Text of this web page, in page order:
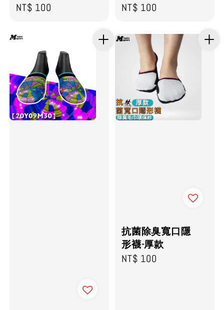
Regular
NT$ 100
Regular
NT$ 100
抗菌除臭寬口隱
形襪-厚款
Regular
NT$ 100